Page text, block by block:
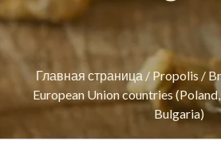
Главная страница /Propolis /
European Union countries
Bulgaria)